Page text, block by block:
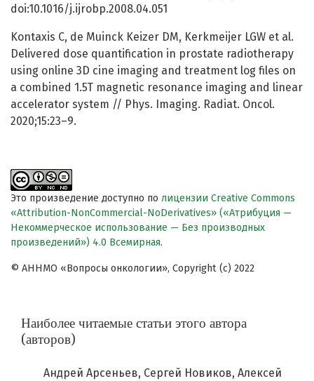
doi:10.1016/j.ijrobp.2008.04.051
Kontaxis C, de Muinck Keizer DM, Kerkmeijer LGW et al.
Delivered dose quantification in prostate radiotherapy
using online 3D cine imaging and treatment log files on
a combined 1.5T magnetic resonance imaging and linear
accelerator system // Phys. Imaging. Radiat. Oncol.
2020;15:23–9.
Это произведение доступно по лицензии Creative Commons
«Attribution-NonCommercial-NoDerivatives» («Атрибуция —
Некоммерческое использование — Без производных
произведений») 4.0 Всемирная.
© АННМО «Вопросы онкологии», Copyright (c) 2022
Наиболее читаемые статьи этого автора
(авторов)
Андрей Арсеньев, Сергей Новиков, Алексей